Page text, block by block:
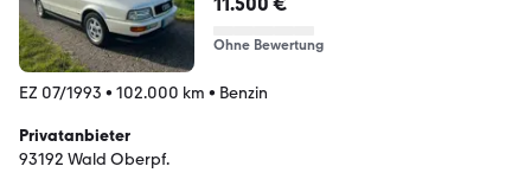
Ohne Bewertung
EZ 07/1993 • 102.000 km • Benzin
Privatanbieter
93192 Wald Oberpf.